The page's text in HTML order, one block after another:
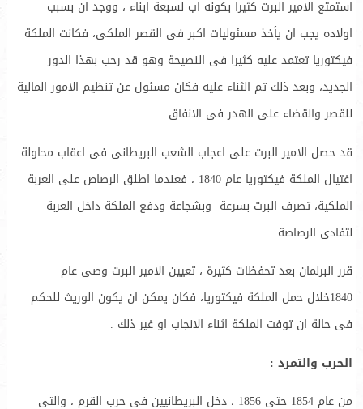
استمتع الامير البرت كثيرا بكونه اب لسبعة ابناء ، ووجد ان بسبب
اولاده يجب ان يأخذ مسئوليات اكبر فى القصر الملكى، فكانت الملكة
فيكتوريا تعتمد عليه كثيرا فى النصيحة وهو قد رحب بهذا الدور
الجديد، وبعد ذلك تم الثناء عليه فكان مسئول عن تنظيم الامور المالية
للقصر والقضاء على الهدر فى الانفاق .
قد حصل الامير البرت على اعجاب الشعب البريطانى فى اعقاب محاولة
اغتيال الملكة فيكتوريا عام 1840 ، فعندما اطلق الرصاص على العربة
الملكية، تصرف البرت بسرعة وبشجاعة ودفع الملكة داخل العربة
لتفادى الرصاصة .
قرر البرلمان بعد تحفظات كثيرة ، تعيين الامير البرت وصى عام
1840خلال حمل الملكة فيكتوريا، فكان يمكن ان يكون الوريث للحكم
فى حالة ان توفت الملكة اثناء الانجاب او غير ذلك .
الحرب والتمرد :
من عام 1854 حتى 1856 ، دخل البريطانيين فى حرب القرم ، والتى